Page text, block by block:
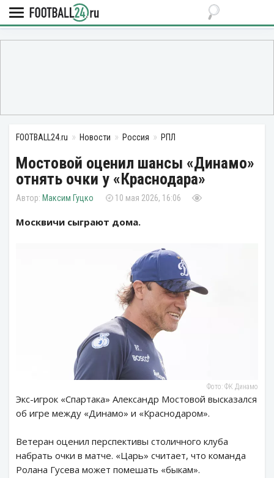
FOOTBALL24.ru Новости Россия РПЛ
Мостовой оценил шансы «Динамо»
отнять очки у «Краснодара»
Максим Гуцко 10 мая 2026, 16:06
Москвичи сыграют дома.
Фото: ФК Динамо
Экс-игрок «Спартака» Александр Мостовой высказался
об игре между «Динамо» и «Краснодаром».
Ветеран оценил перспективы столичного клуба
набрать очки в матче. «Царь» считает, что команда
Ролана Гусева может помешать «быкам».